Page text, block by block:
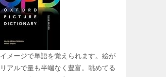
イメージで単語を覚えられます。絵が
リアルで量も半端なく豊富。眺めてる